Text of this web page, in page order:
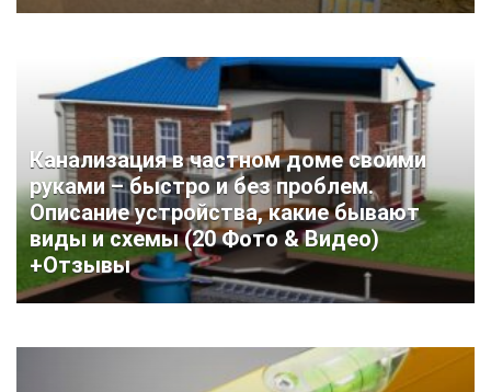
Канализация в частном доме своими
руками – быстро и без проблем.
Описание устройства, какие бывают
виды и схемы (20 Фото & Видео)
+Отзывы